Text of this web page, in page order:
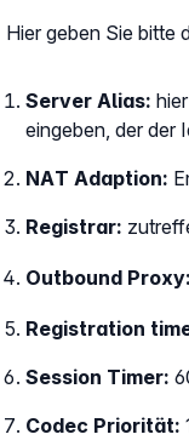
Hier geben Sie bitte
Server Alias:
eingeben, der der
NAT Adaption:
Registrar:
Outbound Proxy:
Registration
Session Timer:
Codec Priorität: